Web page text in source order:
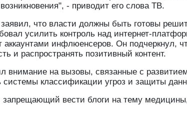
- приводит его слова ТВ.
что власти должны быть готовы
усилить контроль над интернет-
аккаунтами инфлюенсеров. Он подчеркнул,
и распространять позитивный контент.
внимание на вызовы, связанные с
классификации угроз и защиты
запрещающий вести блоги на тему